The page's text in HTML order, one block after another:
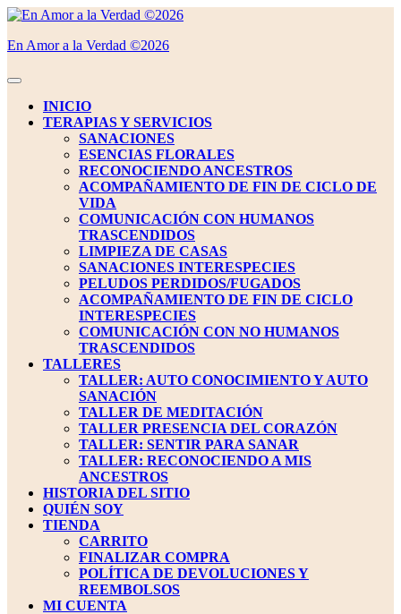
Saltar
contenido
al
En Amor a la Verdad ©2026
Botón
aperturaINICIO
TERAPIAS Y SERVICIOS
SANACIONES
ESENCIAS FLORALES
RECONOCIENDO ANCESTROS
ACOMPAÑAMIENTO DE FIN DE CICLO DE
VIDA
COMUNICACIÓN CON HUMANOS
TRASCENDIDOS
LIMPIEZA DE CASAS
SANACIONES INTERESPECIES
PELUDOS PERDIDOS/FUGADOS
ACOMPAÑAMIENTO DE FIN DE CICLO
INTERESPECIES
COMUNICACIÓN CON NO HUMANOS
TRASCENDIDOS
TALLERES
TALLER: AUTO CONOCIMIENTO Y AUTO
SANACIÓN
TALLER DE MEDITACIÓN
TALLER PRESENCIA DEL CORAZÓN
TALLER: SENTIR PARA SANAR
TALLER: RECONOCIENDO A MIS
ANCESTROS
HISTORIA DEL SITIO
QUIÉN SOY
TIENDA
CARRITO
FINALIZAR COMPRA
POLÍTICA DE DEVOLUCIONES Y
REEMBOLSOS
MI CUENTA